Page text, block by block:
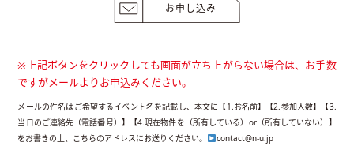
お申し込み
※上記ボタンをクリックしても画面が立ち上がらない場合は、お手数
ですがメールよりお申込みください。
メールの件名はご希望するイベント名を記載し、本文に【1.お名前】【2.参加人数】【3.
当日のご連絡先（電話番号）】【4.現在物件を（所有している）or（所有していない）】
をお書きの上、こちらのアドレスにお送りください。
contact@n-u.jp